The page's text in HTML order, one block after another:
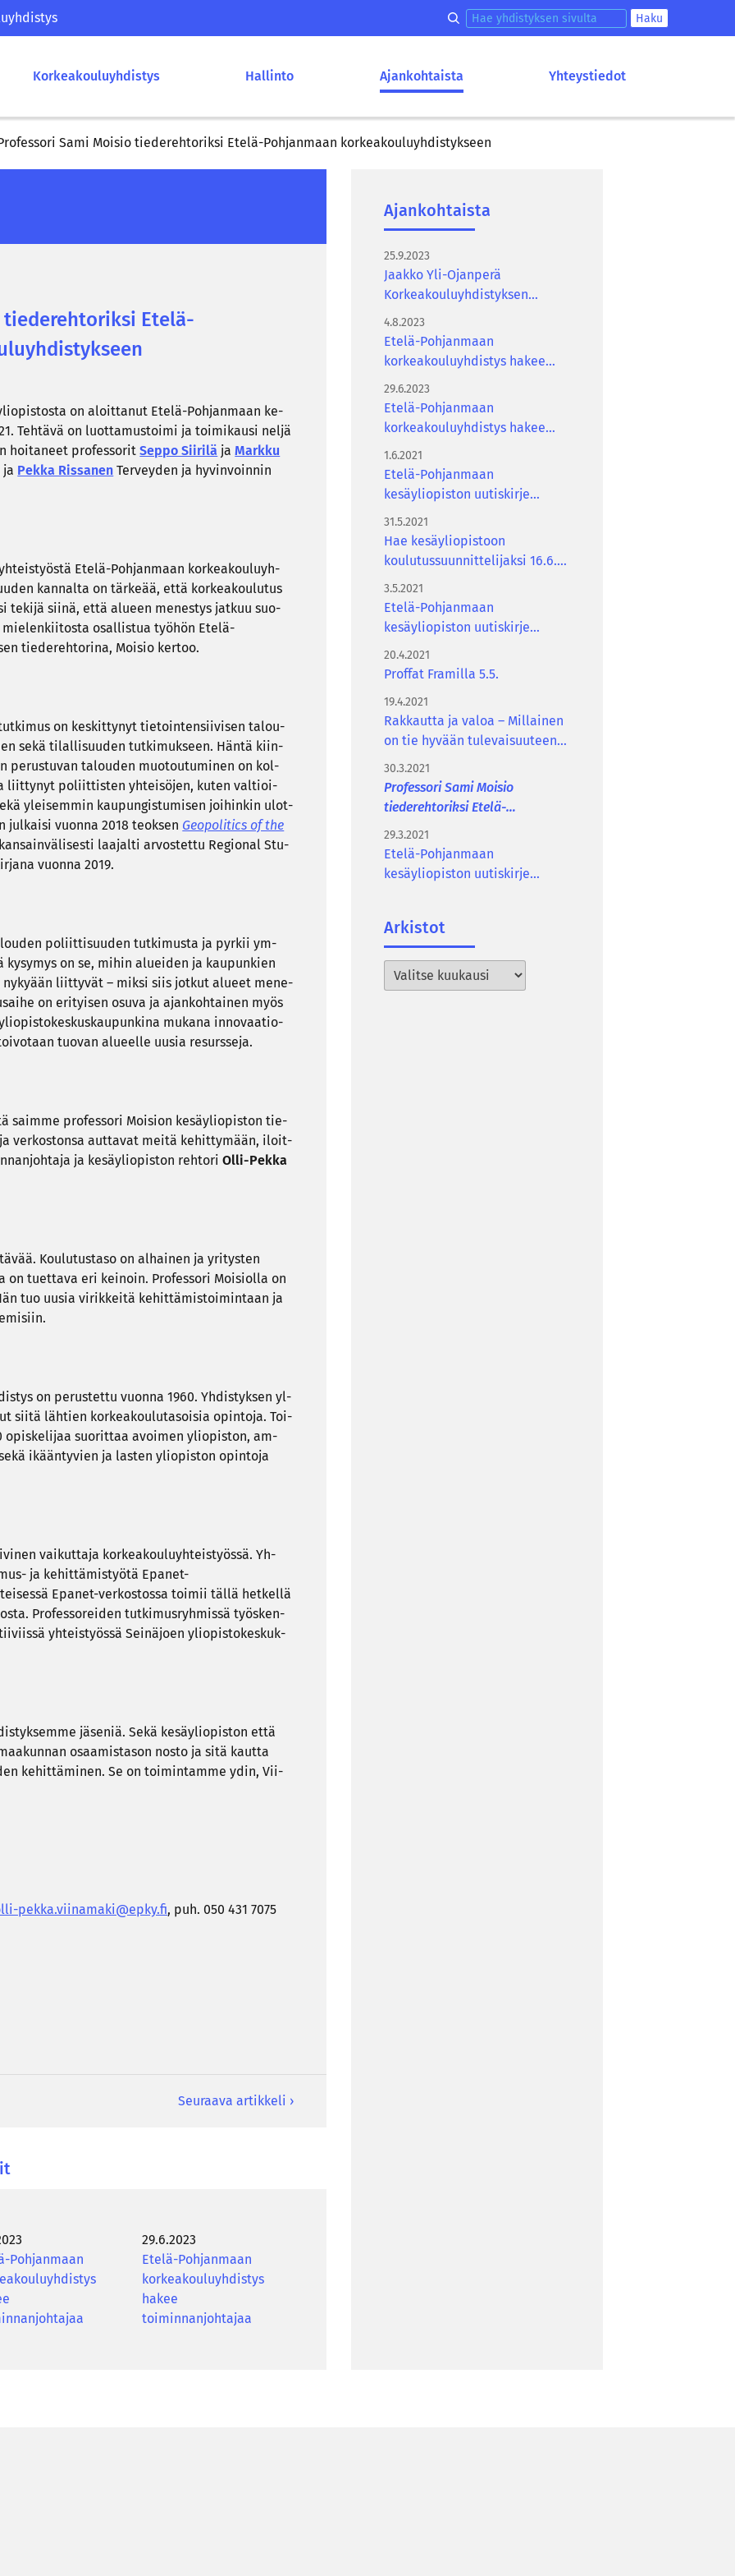
Hae korkeakouluyhdistyksen sivulta
Haku
Korkeakouluyhdistys Hallinto Ajankohtaista Yhteystiedot
Sami Moisio tiederehtoriksi Etelä-Pohjanmaan korkeakouluyhdistykseen
tie­de­reh­to­rik­si Etelä-​
on aloit­ta­nut Etelä-​Pohjanmaan ke­
Teh­tä­vä on luot­ta­mus­toi­mi ja toi­mi­kausi neljä
hoi­ta­neet pro­fes­so­ritSeppo Sii­ri­lä jaMark­ku
ja Pekka Ris­sa­nen Ter­vey­den ja hy­vin­voin­nin
Etelä-​Pohjanmaan kor­kea­kou­lu­yh­
kan­nal­ta on tär­ke­ää, että kor­kea­kou­lu­tus
te­ki­jä siinä, että alu­een me­nes­tys jat­kuu suo­
mie­len­kii­tos­ta osal­lis­tua työ­hön Etelä-​
tie­de­reh­to­ri­na, Moi­sio ker­too.
on kes­kit­ty­nyt tie­toin­ten­sii­vi­sen ta­lou­
sekä ti­lal­li­suu­den tut­ki­muk­seen. Häntä kiin­
pe­rus­tu­van ta­lou­den muo­tou­tu­mi­nen on kol­
liit­ty­nyt po­liit­tis­ten yh­tei­sö­jen, kuten val­tioi­
ylei­sem­min kau­pun­gis­tu­mi­sen joi­hin­kin ulot­
jul­kai­si vuon­na 2018 teok­sen Geo­po­li­tics of the
laa­jal­ti ar­vos­tet­tu Re­gio­nal Stu­
vuon­na 2019.
po­liit­ti­suu­den tut­ki­mus­ta ja pyr­kii ym­
on se, mihin aluei­den ja kau­pun­kien
ny­ky­ään liit­ty­vät – miksi siis jot­kut alu­eet me­ne­
on eri­tyi­sen osuva ja ajan­koh­tai­nen myös
mu­ka­na in­no­vaa­tio­
tuo­van alu­eel­le uusia re­surs­se­ja.
saim­me pro­fes­so­ri Moi­sion ke­säy­li­opis­ton tie­
ver­kos­ton­sa aut­ta­vat meitä ke­hit­ty­mään, iloit­
ja ke­säy­li­opis­ton reh­to­riOlli-​Pekka
Kou­lu­tus­ta­so on al­hai­nen ja yri­tys­ten
tuet­ta­va eri kei­noin. Pro­fes­so­ri Moi­siol­la on
tuo uusia vi­rik­kei­tä ke­hit­tä­mis­toi­min­taan ja
on pe­rus­tet­tu vuon­na 1960. Yh­dis­tyk­sen yl­
siitä läh­tien kor­kea­kou­lu­ta­soi­sia opin­to­ja. Toi­
opis­ke­li­jaa suo­rit­taa avoi­men yli­opis­ton, am­
ikään­ty­vien ja las­ten yli­opis­ton opin­to­ja
vai­kut­ta­ja kor­kea­kou­lu­yh­teis­työs­sä. Yh­
ja ke­hit­tä­mis­työ­tä Epanet-​
Epanet-​verkostossa toi­mii tällä het­kel­lä
Pro­fes­so­rei­den tut­ki­mus­ryh­mis­sä työs­ken­
yh­teis­työs­sä Sei­nä­joen yli­opis­to­kes­kuk­
jä­se­niä. Sekä ke­säy­li­opis­ton että
osaa­mis­ta­son nosto ja sitä kaut­ta
ke­hit­tä­mi­nen. Se on toi­min­tam­me ydin, Vii­
​pekka.vii­na­ma­ki@epky.fi, puh. 050 431 7075
Seuraava artikkeli ›
Pohjanmaan
29.6.2023
Etelä-Pohjanmaan
korkeakouluyhdistys
hakee
toiminnanjohtajaa
Ajan­koh­tais­ta
25.9.2023
Jaakko Yli-Ojanperä
Korkeakouluyhdistyksen
toiminnanjohtajaksi
4.8.2023
Etelä-Pohjanmaan
korkeakouluyhdistys hakee
toiminnanjohtajaa
29.6.2023
Etelä-Pohjanmaan
korkeakouluyhdistys hakee
toiminnanjohtajaa
1.6.2021
Etelä-Pohjanmaan
kesäyliopiston uutiskirje
6/2021
31.5.2021
Hae kesäyliopistoon
koulutussuunnittelijaksi 16.6.
mennessä!
3.5.2021
Etelä-Pohjanmaan
kesäyliopiston uutiskirje
5/2021
20.4.2021
Proffat Framilla 5.5.
19.4.2021
Rakkautta ja valoa – Millainen
on tie hyvään tulevaisuuteen?
kirjan julkistamistilaisuus
verkossa 6.5
30.3.2021
Professori Sami Moisio
tiederehtoriksi Etelä-
Pohjanmaan
korkeakouluyhdistykseen
29.3.2021
Etelä-Pohjanmaan
kesäyliopiston uutiskirje
Ar­kis­tot
Arkistot